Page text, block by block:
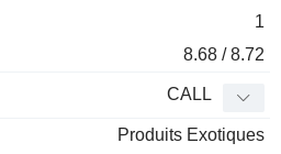
1
8.68 / 8.72
CALL
Produits Exotiques